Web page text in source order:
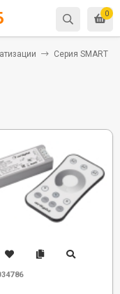
0
Серия SMART